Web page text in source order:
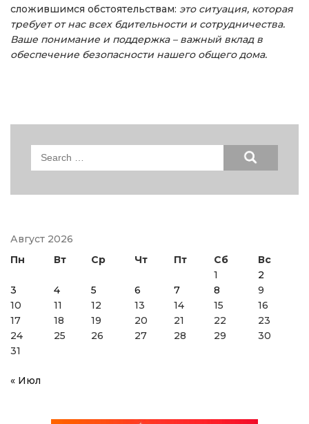
сложившимся обстоятельствам: это ситуация, которая
требует от нас всех бдительности и сотрудничества.
Ваше понимание и поддержка – важный вклад в
обеспечение безопасности нашего общего дома.
Search
Август 2026
Пн
Вт Ср Чт Пт Сб
Вс
1
2
3
4 5 6 7 8
9
10
11 12 13 14 15
16
17
18 19 20 21 22
23
24
25 26 27 28 29
30
31
« Июл